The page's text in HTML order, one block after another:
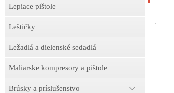
Lepiace pištole
Leštičky
Ležadlá a dielenské sedadlá
Maliarske kompresory a pištole
Brúsky a príslušenstvo